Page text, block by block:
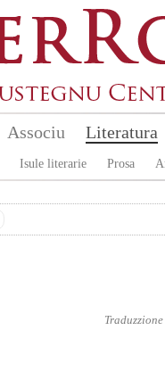
Associu Literatura
Isule literarie Prosa